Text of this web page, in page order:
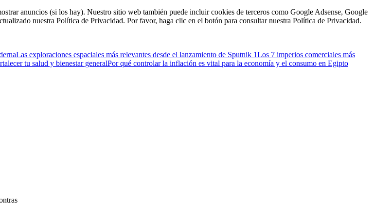
anuncios (si los hay). Nuestro sitio web también puede incluir cookies de terceros como Google Adsense, Google
nuestra Política de Privacidad. Por favor, haga clic en el botón para consultar nuestra Política de Privacidad.
Las exploraciones espaciales más relevantes desde el lanzamiento de Sputnik 1Los 7 imperios comerciales más
tu salud y bienestar generalPor qué controlar la inflación es vital para la economía y el consumo en Egipto